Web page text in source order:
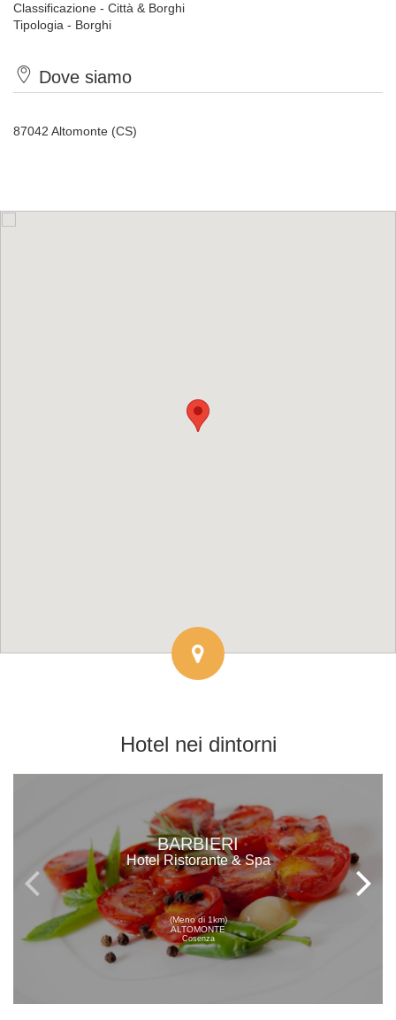
Classificazione - Città & Borghi
Tipologia - Borghi
Dove siamo
87042 Altomonte (CS)
Hotel nei dintorni
BARBIERI
Hotel Ristorante & Spa
(Meno di 1km)
ALTOMONTE
Cosenza